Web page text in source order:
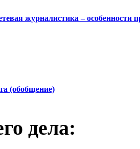
журналистика – особенности
(обобщение)
дела: